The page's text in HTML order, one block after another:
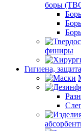
боры
финиры
Гигиена, защита